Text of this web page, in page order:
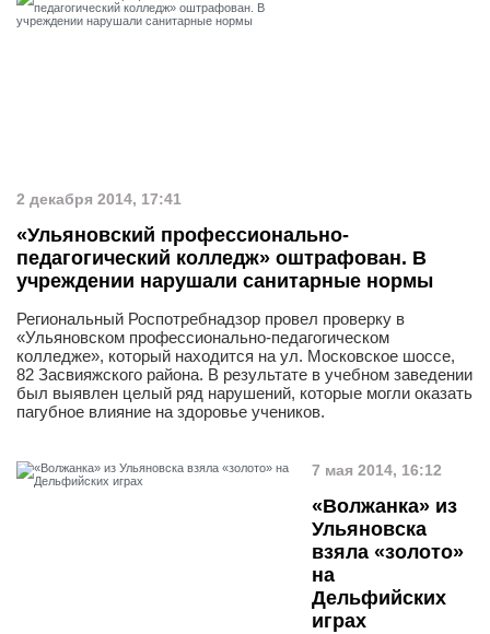
2 декабря 2014, 17:41
«Ульяновский профессионально-
педагогический колледж» оштрафован. В
учреждении нарушали санитарные нормы
Региональный Роспотребнадзор провел проверку в
«Ульяновском профессионально-педагогическом
колледже», который находится на ул. Московское шоссе,
82 Засвияжского района. В результате в учебном заведении
был выявлен целый ряд нарушений, которые могли оказать
пагубное влияние на здоровье учеников.
7 мая 2014, 16:12
«Волжанка» из
Ульяновска
взяла «золото»
на
Дельфийских
играх